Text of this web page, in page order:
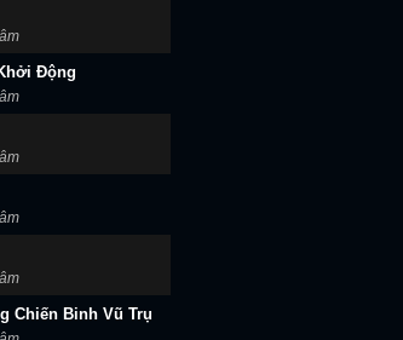
Động
Chiến Binh Vũ Trụ